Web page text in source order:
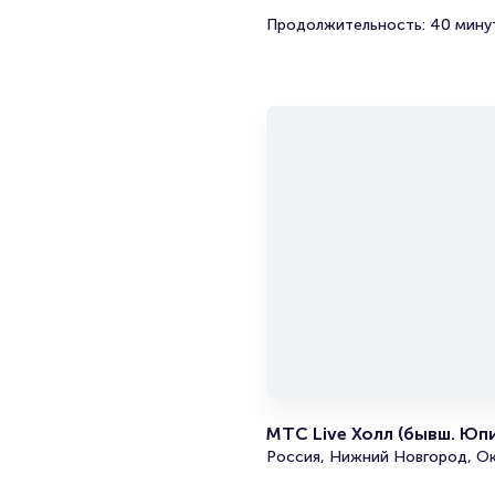
Продолжительность: 40
МТС Live Холл (бывш.
Россия, Нижний Новгород,